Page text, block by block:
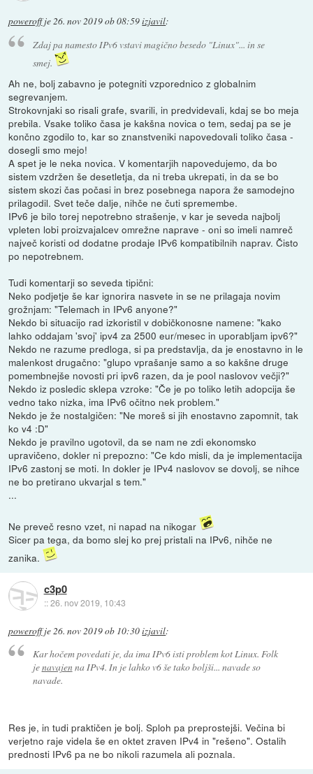
poweroffje26. nov 2019 ob 08:59izjavil:
Zdaj pa namesto IPv6 vstavi magično besedo "Linux"... in se
smej.
Ah ne, bolj zabavno je potegniti vzporednico z globalnim
segrevanjem.
Strokovnjaki so risali grafe, svarili, in predvidevali, kdaj se bo meja
prebila. Vsake toliko časa je kakšna novica o tem, sedaj pa se je
končno zgodilo to, kar so znanstveniki napovedovali toliko časa -
dosegli smo mejo!
A spet je le neka novica. V komentarjih napovedujemo, da bo
sistem vzdržen še desetletja, da ni treba ukrepati, in da se bo
sistem skozi čas počasi in brez posebnega napora že samodejno
prilagodil. Svet teče dalje, nihče ne čuti spremembe.
IPv6 je bilo torej nepotrebno strašenje, v kar je seveda najbolj
vpleten lobi proizvajalcev omrežne naprave - oni so imeli namreč
največ koristi od dodatne prodaje IPv6 kompatibilnih naprav. Čisto
po nepotrebnem.
Tudi komentarji so seveda tipični:
Neko podjetje še kar ignorira nasvete in se ne prilagaja novim
grožnjam: "Telemach in IPv6 anyone?"
Nekdo bi situacijo rad izkoristil v dobičkonosne namene: "kako
lahko oddajam 'svoj' ipv4 za 2500 eur/mesec in uporabljam ipv6?"
Nekdo ne razume predloga, si pa predstavlja, da je enostavno in le
malenkost drugačno: "glupo vprašanje samo a so kakšne druge
pomembnejše novosti pri ipv6 razen, da je pool naslovov večji?"
Nekdo iz posledic sklepa vzroke: "Če je po toliko letih adopcija še
vedno tako nizka, ima IPv6 očitno nek problem."
Nekdo je že nostalgičen: "Ne moreš si jih enostavno zapomnit, tak
ko v4 :D"
Nekdo je pravilno ugotovil, da se nam ne zdi ekonomsko
upravičeno, dokler ni prepozno: "Ce kdo misli, da je implementacija
IPv6 zastonj se moti. In dokler je IPv4 naslovov se dovolj, se nihce
ne bo pretirano ukvarjal s tem."
...
Ne preveč resno vzet, ni napad na nikogar
Sicer pa tega, da bomo slej ko prej pristali na IPv6, nihče ne
zanika.
c3p0
::26. nov 2019, 10:43
poweroffje 26. nov 2019 ob 10:30izjavil:
Kar hočem povedati je, da ima IPv6 isti problem kot Linux. Folk
jenavajenna IPv4. In je lahko v6 še tako boljši... navade so
navade.
Res je, in tudi praktičen je bolj. Sploh pa preprostejši. Večina bi
verjetno raje videla še en oktet zraven IPv4 in "rešeno". Ostalih
prednosti IPv6 pa ne bo nikoli razumela ali poznala.